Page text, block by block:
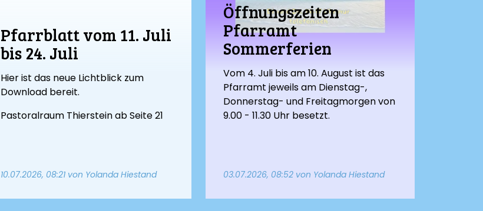
Pfarrblatt vom 11. Juli
bis 24. Juli
Hier ist das neue Lichtblick zum
Download bereit.
Pastoralraum Thierstein ab Seite 21
10.07.2026, 08:21von Yolanda Hiestand
Öffnungszeiten
Pfarramt
Sommerferien
Vom 4. Juli bis am 10. August ist das
Pfarramt jeweils am Dienstag-,
Donnerstag- und Freitagmorgen von
9.00 - 11.30 Uhr besetzt.
03.07.2026, 08:52 von Yolanda Hiestand